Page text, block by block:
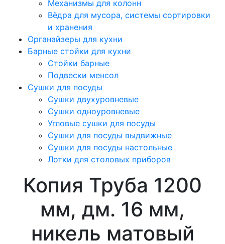
Механизмы для колонн
Вёдра для мусора, системы сортировки
и хранения
Органайзеры для кухни
Барные стойки для кухни
Стойки барные
Подвески менсол
Сушки для посуды
Сушки двухуровневые
Сушки одноуровневые
Угловые сушки для посуды
Сушки для посуды выдвижные
Сушки для посуды настольные
Лотки для столовых приборов
Копия Труба 1200
мм, дм. 16 мм,
никель матовый